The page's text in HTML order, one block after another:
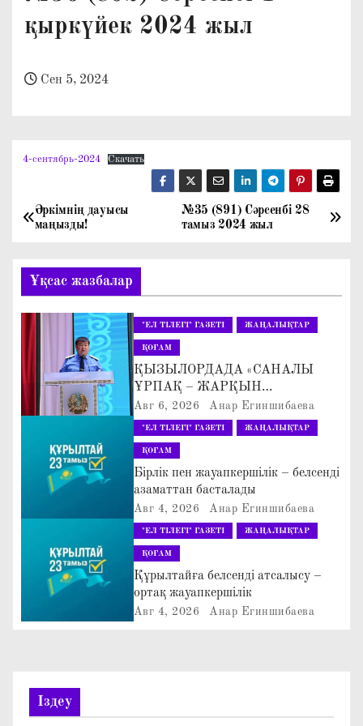
қыркүйек 2024 жыл
Сен 5, 2024
4-сентябрь-2024 Скачать
Н
в
и
г
а
ц
п
а
и
№35 (891) Сәрсенбі 28
тамыз 2024 жыл
Әркімнің дауысы
маңызды!
Ұқсас жазбалар
"ЕЛ ТІЛЕГІ" ГАЗЕТІ ЖАҢАЛЫҚТАР
ҚОҒАМ
ҚЫЗЫЛОРДАДА «САНАЛЫ
ҰРПАҚ – ЖАРҚЫН
БОЛАШАҚ» АТТЫ
КЕҢЕЙТІЛГЕН МӘЖІЛІС ӨТТІ
Авг 6, 2026 Анар Егиншибаева
"ЕЛ ТІЛЕГІ" ГАЗЕТІ ЖАҢАЛЫҚТАР
ҚОҒАМ
Бірлік пен жауапкершілік – белсенді
азаматтан басталады
Авг 4, 2026 Анар Егиншибаева
"ЕЛ ТІЛЕГІ" ГАЗЕТІ ЖАҢАЛЫҚТАР
ҚОҒАМ
Құрылтайға белсенді атсалысу –
ортақ жауапкершілік
Авг 4, 2026 Анар Егиншибаева
Іздеу